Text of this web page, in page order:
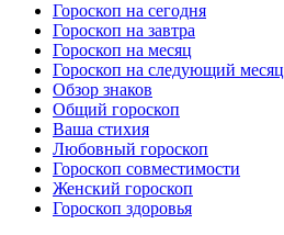
Гороскоп на сегодня
Гороскоп на завтра
Гороскоп на месяц
Гороскоп на следующий месяц
Обзор знаков
Общий гороскоп
Ваша стихия
Любовный гороскоп
Гороскоп совместимости
Женский гороскоп
Гороскоп здоровья